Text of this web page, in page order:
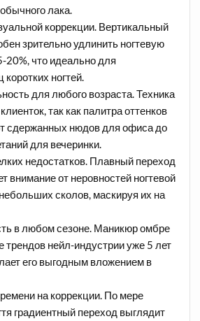
лака.
коррекции. Вертикальный
зрительно удлинить ногтевую
20%, что идеально для
ногтей.
для любого возраста. Техника
так как палитра оттенков
сдержанных нюдов для офиса до
для вечеринки.
недостатков. Плавный переход
внимание от неровностей ногтевой
сколов, маскируя их на
в любом сезоне. Маникюр омбре
трендов нейл-индустрии уже 5 лет
его выгодным вложением в
на коррекции. По мере
градиентный переход выглядит